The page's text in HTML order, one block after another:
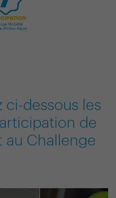
ci-dessous les
de
au Challenge